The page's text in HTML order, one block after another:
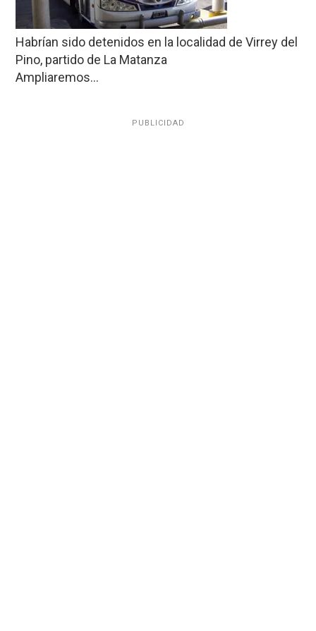
Habrían sido detenidos en la localidad de Virrey del
Pino, partido de La Matanza
Ampliaremos…
PUBLICIDAD